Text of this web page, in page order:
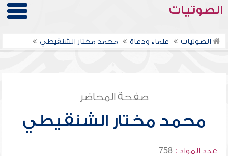
الصوتيات
الصوتيات علماء ودعاة محمد مختار الشنقيطي
صفحة المحاضر
محمد مختار الشنقيطي
عدد المواد : 758